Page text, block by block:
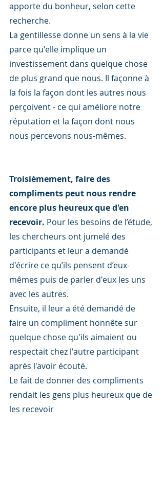
apporte du bonheur, selon cette
recherche.
La gentillesse donne un sens à la vie
parce qu'elle implique un
investissement dans quelque chose
de plus grand que nous. Il façonne à
la fois la façon dont les autres nous
perçoivent - ce qui améliore notre
réputation et la façon dont nous
nous percevons nous-mêmes.
Troisièmement, faire des
compliments peut nous rendre
encore plus heureux que d'en
recevoir. Pour les besoins de l’étude,
les chercheurs ont jumelé des
participants et leur a demandé
d'écrire ce qu’ils pensent d’eux-
mêmes puis de parler d'eux les uns
avec les autres.
Ensuite, il leur a été demandé de
faire un compliment honnête sur
quelque chose qu'ils aimaient ou
respectait chez l'autre participant
après l'avoir écouté.
Le fait de donner des compliments
rendait les gens plus heureux que de
les recevoir